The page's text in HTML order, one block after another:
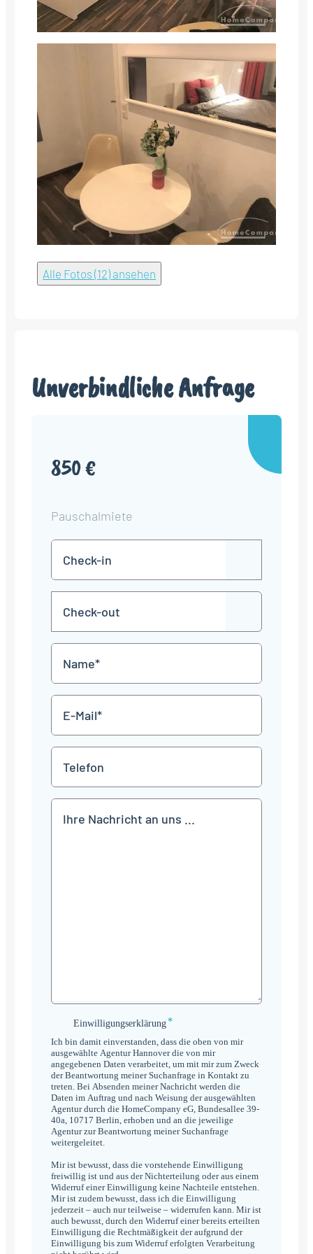
Alle Fotos (12) ansehen
Unverbindliche Anfrage
850 €
Pauschalmiete
in
TT
Punkt
MM
JJJJ
TT
Punkt
MM
JJJJ
Mail
*
Einwilligungserklärung
Einwilligungserklärung*
Ich bin damit einverstanden, dass die oben von mir
ausgewählte Agentur Hannover die von mir
angegebenen Daten verarbeitet, um mit mir zum Zweck
der Beantwortung meiner Suchanfrage in Kontakt zu
treten. Bei Absenden meiner Nachricht werden die
Daten im Auftrag und nach Weisung der ausgewählten
Agentur durch die HomeCompany eG, Bundesallee 39-
40a, 10717 Berlin, erhoben und an die jeweilige
Agentur zur Beantwortung meiner Suchanfrage
weitergeleitet.
Mir ist bewusst, dass die vorstehende Einwilligung
freiwillig ist und aus der Nichterteilung oder aus einem
Widerruf einer Einwilligung keine Nachteile entstehen.
Mir ist zudem bewusst, dass ich die Einwilligung
jederzeit – auch nur teilweise – widerrufen kann. Mir ist
auch bewusst, durch den Widerruf einer bereits erteilten
Einwilligung die Rechtmäßigkeit der aufgrund der
Einwilligung bis zum Widerruf erfolgten Verarbeitung